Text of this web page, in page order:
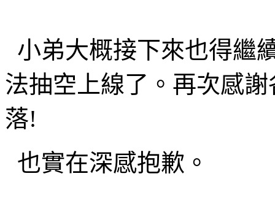
小弟大概接下來也得繼
法抽空上線了。再次感
落!
也實在深感抱歉。